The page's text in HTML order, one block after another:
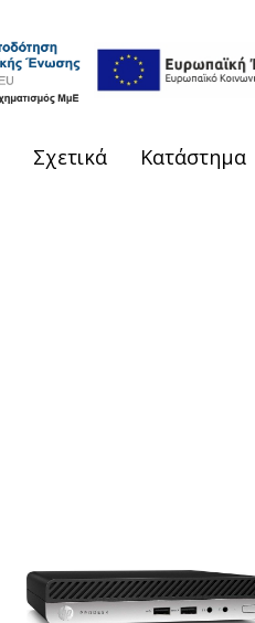
Σχετικά Κατάστημα